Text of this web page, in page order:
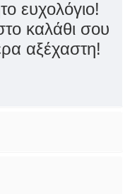
ευχολόγιο!
καλάθι σου
αξέχαστη!